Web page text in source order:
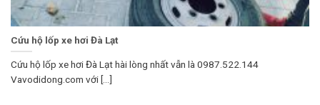
Cứu hộ lốp xe hơi Đà Lạt
Cứu hộ lốp xe hơi Đà Lạt hài lòng nhất vẫn là 0987.522.144
Vavodidong.com với [...]